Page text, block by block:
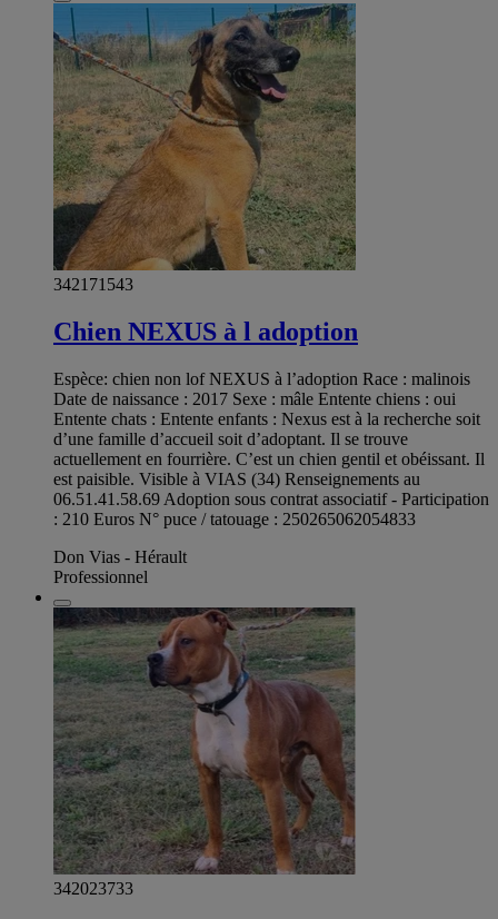
342171543
Chien NEXUS à l adoption
Espèce: chien non lof NEXUS à l’adoption Race : malinois
Date de naissance : 2017 Sexe : mâle Entente chiens : oui
Entente chats : Entente enfants : Nexus est à la recherche soit
d’une famille d’accueil soit d’adoptant. Il se trouve
actuellement en fourrière. C’est un chien gentil et obéissant. Il
est paisible. Visible à VIAS (34) Renseignements au
06.51.41.58.69 Adoption sous contrat associatif - Participation
: 210 Euros N° puce / tatouage : 250265062054833
Don Vias - Hérault
Professionnel
342023733